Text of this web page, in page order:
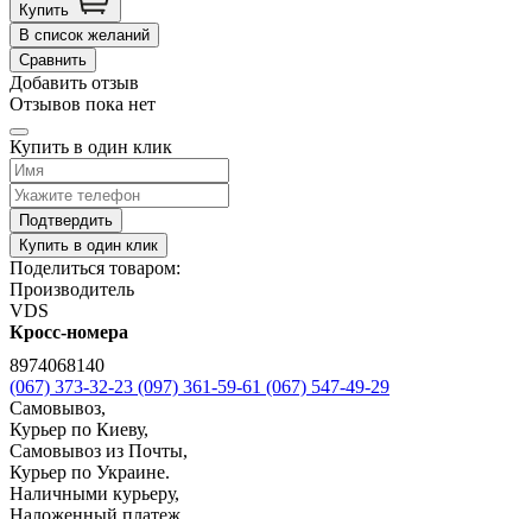
Купить
В список желаний
Сравнить
Добавить отзыв
Отзывов пока нет
Купить в один клик
Подтвердить
Купить в один клик
Поделиться товаром:
Производитель
VDS
Кросс-номера
8974068140
(067) 373-32-23 (097) 361-59-61 (067) 547-49-29
Самовывоз,
Курьер по Киеву,
Самовывоз из Почты,
Курьер по Украине.
Наличными курьеру,